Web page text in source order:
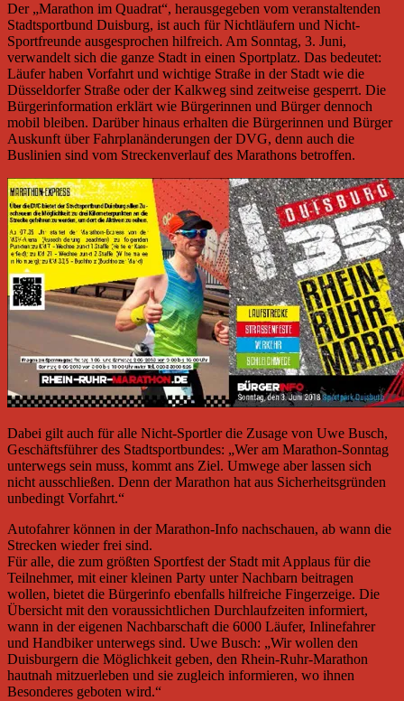
Der „Marathon im Quadrat“, herausgegeben vom veranstaltenden
Stadtsportbund Duisburg, ist auch für Nichtläufern und Nicht-
Sportfreunde ausgesprochen hilfreich. Am Sonntag, 3. Juni,
verwandelt sich die ganze Stadt in einen Sportplatz. Das bedeutet:
Läufer haben Vorfahrt und wichtige Straße in der Stadt wie die
Düsseldorfer Straße oder der Kalkweg sind zeitweise gesperrt. Die
Bürgerinformation erklärt wie Bürgerinnen und Bürger dennoch
mobil bleiben. Darüber hinaus erhalten die Bürgerinnen und Bürger
Auskunft über Fahrplanänderungen der DVG, denn auch die
Buslinien sind vom Streckenverlauf des Marathons betroffen.
Dabei gilt auch für alle Nicht-Sportler die Zusage von Uwe Busch,
Geschäftsführer des Stadtsportbundes: „Wer am Marathon-Sonntag
unterwegs sein muss, kommt ans Ziel. Umwege aber lassen sich
nicht ausschließen. Denn der Marathon hat aus Sicherheitsgründen
unbedingt Vorfahrt.“
Autofahrer können in der Marathon-Info nachschauen, ab wann die
Strecken wieder frei sind.
Für alle, die zum größten Sportfest der Stadt mit Applaus für die
Teilnehmer, mit einer kleinen Party unter Nachbarn beitragen
wollen, bietet die Bürgerinfo ebenfalls hilfreiche Fingerzeige. Die
Übersicht mit den voraussichtlichen Durchlaufzeiten informiert,
wann in der eigenen Nachbarschaft die 6000 Läufer, Inlinefahrer
und Handbiker unterwegs sind. Uwe Busch: „Wir wollen den
Duisburgern die Möglichkeit geben, den Rhein-Ruhr-Marathon
hautnah mitzuerleben und sie zugleich informieren, wo ihnen
Besonderes geboten wird.“